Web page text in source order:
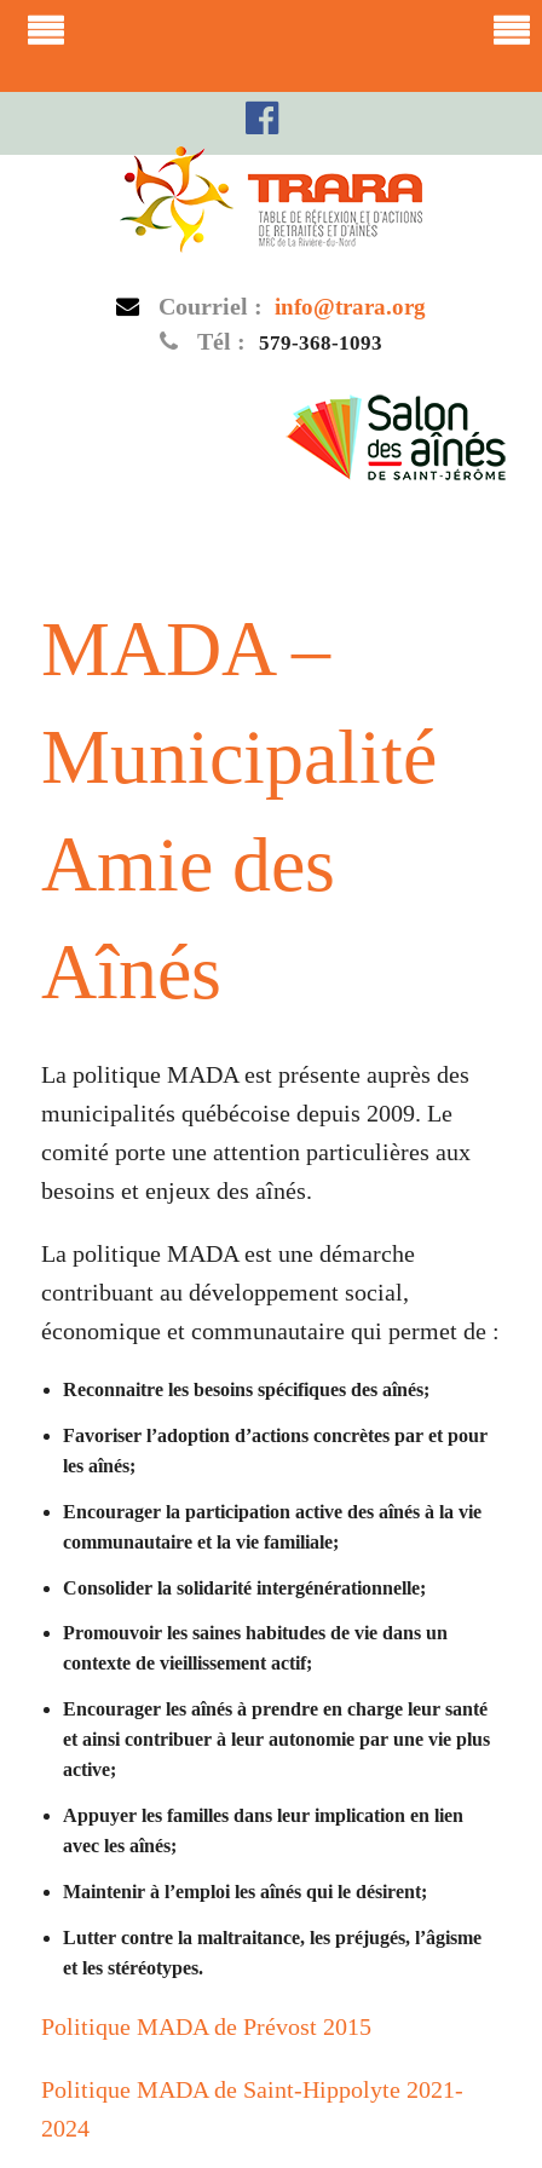
Courriel : info@trara.org
Tél : 579-368-1093
MADA –
Municipalité
Amie des
Aînés
La politique MADA est présente auprès des
municipalités québécoise depuis 2009. Le
comité porte une attention particulières aux
besoins et enjeux des aînés.
La politique MADA est une démarche
contribuant au développement social,
économique et communautaire qui permet de :
Reconnaitre les besoins spécifiques des aînés;
Favoriser l’adoption d’actions concrètes par et pour
les aînés;
Encourager la participation active des aînés à la vie
communautaire et la vie familiale;
Consolider la solidarité intergénérationnelle;
Promouvoir les saines habitudes de vie dans un
contexte de vieillissement actif;
Encourager les aînés à prendre en charge leur santé
et ainsi contribuer à leur autonomie par une vie plus
active;
Appuyer les familles dans leur implication en lien
avec les aînés;
Maintenir à l’emploi les aînés qui le désirent;
Lutter contre la maltraitance, les préjugés, l’âgisme
et les stéréotypes.
Politique MADA de Prévost 2015
Politique MADA de Saint-Hippolyte 2021-
2024